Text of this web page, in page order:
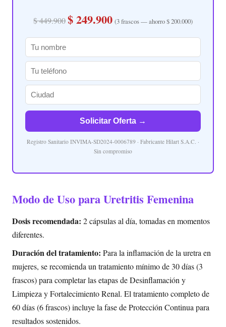
$ 449.900$ 249.900 (3 frascos — ahorro $ 200.000)
Solicitar Oferta →
Registro Sanitario INVIMA-SD2024-0006789 · Fabricante Hilart S.A.C. ·
Sin compromiso
Modo de Uso para Uretritis Femenina
Dosis recomendada: 2 cápsulas al día, tomadas en momentos
diferentes.
Duración del tratamiento: Para la inflamación de la uretra en
mujeres, se recomienda un tratamiento mínimo de 30 días (3
frascos) para completar las etapas de Desinflamación y
Limpieza y Fortalecimiento Renal. El tratamiento completo de
60 días (6 frascos) incluye la fase de Protección Continua para
resultados sostenidos.